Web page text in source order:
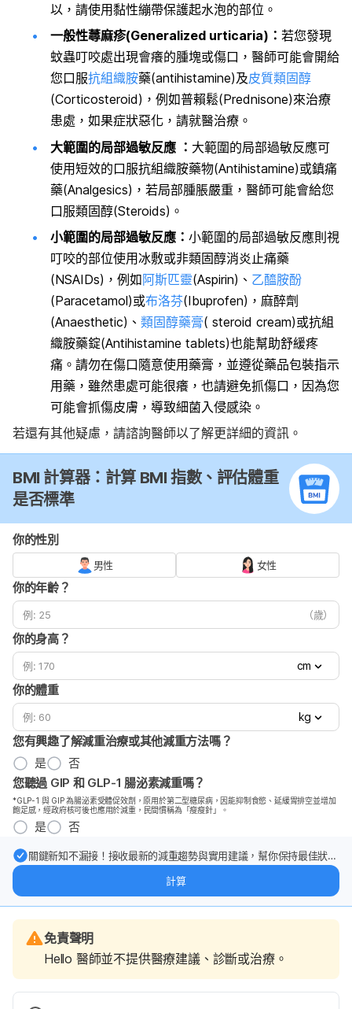
以，請使用黏性繃帶保護起水泡的部位。
一般性蕁麻疹(Generalized urticaria)： 若您發現
蚊蟲叮咬處出現會癢的腫塊或傷口，醫師可能會開給
您口服抗組織胺藥(antihistamine)及皮質類固醇
(Corticosteroid)，例如普賴鬆(Prednisone)來治療
患處，如果症狀惡化，請就醫治療。
大範圍的局部過敏反應 ： 大範圍的局部過敏反應可
使用短效的口服抗組織胺藥物(Antihistamine)或鎮痛
藥(Analgesics)，若局部腫脹嚴重，醫師可能會給您
口服類固醇(Steroids)。
小範圍的局部過敏反應： 小範圍的局部過敏反應則視
叮咬的部位使用冰敷或非類固醇消炎止痛藥
(NSAIDs)，例如阿斯匹靈(Aspirin)、 乙醯胺酚
(Paracetamol)或布洛芬(Ibuprofen)，麻醉劑
(Anaesthetic)、 類固醇藥膏( steroid cream)或抗組
織胺藥錠(Antihistamine tablets)也能幫助舒緩疼
痛。請勿在傷口隨意使用藥膏，並遵從藥品包裝指示
用藥，雖然患處可能很癢，也請避免抓傷口，因為您
可能會抓傷皮膚，導致細菌入侵感染。
若還有其他疑慮，請諮詢醫師以了解更詳細的資訊。
BMI 計算器：計算 BMI 指數、評估體重
是否標準
你的性別
男性 女性
你的年齡？
（歲）
你的身高？
cm
你的體重
kg
您有興趣了解減重治療或其他減重方法嗎？
是
否
您聽過 GIP 和 GLP-1 腸泌素減重嗎？
*GLP-1 與 GIP 為腸泌素受體促效劑，原用於第二型糖尿病，因能抑制食慾、延緩胃排空並增加
飽足感，經政府核可後也應用於減重，民間慣稱為「瘦瘦針」。
是 否
關鍵新知不漏接！接收最新的減重趨勢與實用建議，幫你保持最佳狀
計算
免責聲明
Hello 醫師並不提供醫療建議、診斷或治療。